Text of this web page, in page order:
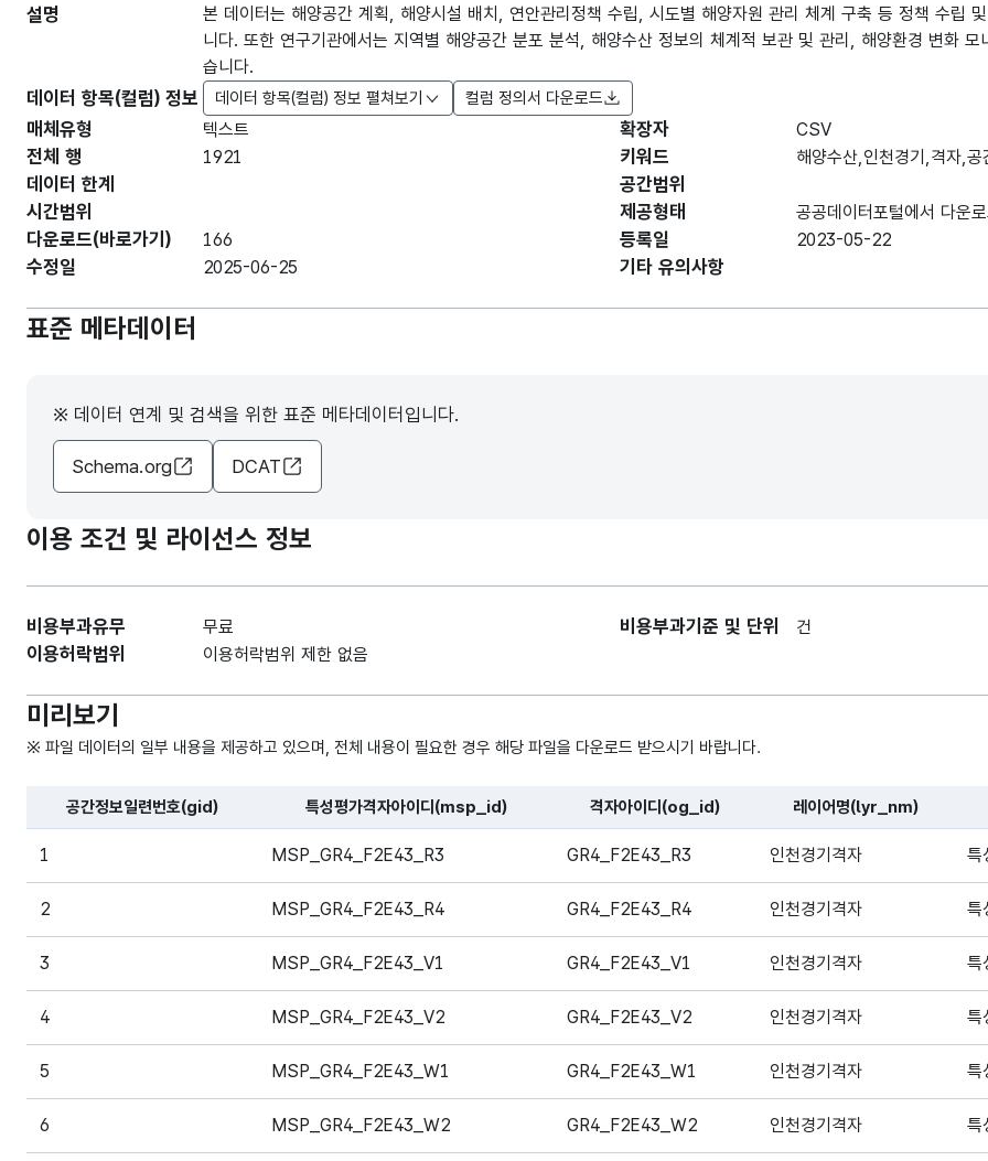
설명
본 데이터는 해양공간 계획, 해양시설 배치, 연안관리정책 수립, 시도별 해양자원 관리 체계 구축 등 정책 수립
니다. 또한 연구기관에서는 지역별 해양공간 분포 분석, 해양수산 정보의 체계적 보관 및 관리, 해양환경 변화
습니다.
데이터 항목(컬럼) 정보 데이터 항목(컬럼) 정보 펼쳐보기 컬럼 정의서 다운로드
데이터 항목 표로 항목명, 항목명(영문명), 항
항목명
항목명
(영문명)
공간정보일련번호
(gid)
gid 공간정보
msp_id
매체유형 텍스트 확장자 CSV
전체 행 1921 키워드 해양수산,인천경기,격자,
데이터 한계
공간범위
시간범위
제공형태 공공데이터포털에서 다운
다운로드(바로가기) 166 등록일 2023-05-22
수정일 2025-06-25 기타 유의사항
표준 메타데이터
※ 데이터 연계 및 검색을 위한 표준 메타데이터입니다.
Schema.org DCAT
이용 조건 및 라이선스 정보
비용부과유무 무료 비용부과기준 및 단위 건
이용허락범위 이용허락범위 제한 없음
미리보기
※ 파일 데이터의 일부 내용을 제공하고 있으며, 전체 내용이 필요한 경우 해당 파일을 다운로드 받으시기 바랍니다.
공간정보일련번호(gid) 특성평가격자아이디(msp_id) 격자아이디(og_id) 레이어명(lyr_nm)
1 MSP_GR4_F2E43_R3 GR4_F2E43_R3 인천경기격자 특
2 MSP_GR4_F2E43_R4 GR4_F2E43_R4 인천경기격자 특
3 MSP_GR4_F2E43_V1 GR4_F2E43_V1 인천경기격자 특
4 MSP_GR4_F2E43_V2 GR4_F2E43_V2 인천경기격자 특
5 MSP_GR4_F2E43_W1 GR4_F2E43_W1 인천경기격자 특
6 MSP_GR4_F2E43_W2 GR4_F2E43_W2 인천경기격자 특